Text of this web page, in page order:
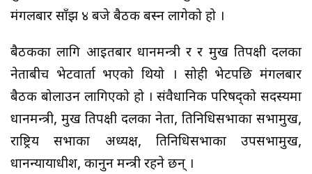
मंगलबार साँझ ४ बजे बैठक बस्न लागेको हो ।
बैठकका लागि आइतबार प्रधानमन्त्री र र प्रमुख प्रतिपक्षी दलका
नेताबीच भेटवार्ता भएको थियो । सोही भेटपछि मंगलबार
बैठक बोलाउन लागिएको हो । संवैधानिक परिषद्को सदस्यमा
प्रधानमन्त्री, प्रमुख प्रतिपक्षी दलका नेता, प्रतिनिधिसभाका सभामुख,
राष्ट्रिय सभाका अध्यक्ष, प्रतिनिधिसभाका उपसभामुख,
प्रधानन्यायाधीश, कानुन मन्त्री रहने छन् ।